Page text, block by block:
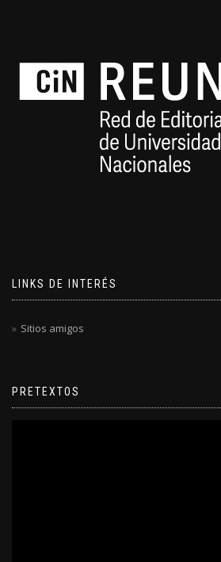
LINKS DE INTERÉS
Sitios amigos
PRETEXTOS